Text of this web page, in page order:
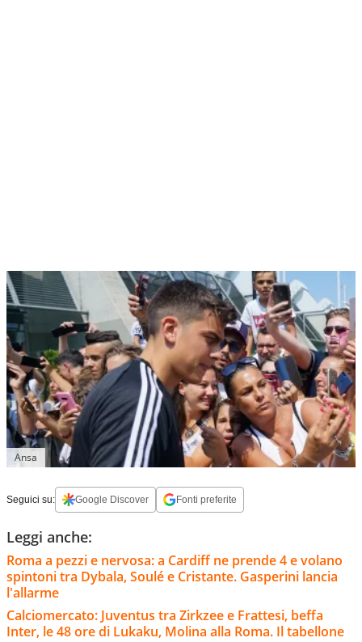
Ansa
Seguici su: Google Discover Fonti preferite
Leggi anche:
Roma a pezzi e nervosa: a Cardiff ne prende 4 e volano
spintoni tra Dybala, Soulé e Cristante. Gasperini lancia
l'allarme
Calciomercato: Juventus tra Zirkzee e Frattesi, beffa
Inter, le 48 ore di Lukaku, Molina alla Roma. Il tabellone